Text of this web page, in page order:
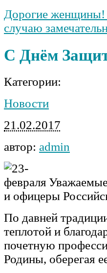
Дорогие женщины!
случаю
С Днём
Категории:
Новости
21.02.2017
автор: admin
и офицеры
По давней
теплотой и
почетную
Родины, оберегая